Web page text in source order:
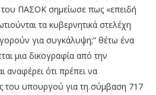
ΠΑΣΟΚ σημείωσε πως «επειδή
τα κυβερνητικά στελέχη
για συγκάλυψη;” θέτω ένα
μια δικογραφία από την
αναφέρει ότι πρέπει να
του υπουργού για τη σύμβαση 717